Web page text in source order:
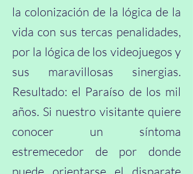
la colonización de la lógica de la
vida con sus tercas penalidades,
por la lógica de los videojuegos y
sus maravillosas sinergias.
Resultado: el Paraíso de los mil
años. Si nuestro visitante quiere
conocer un síntoma
estremecedor de por donde